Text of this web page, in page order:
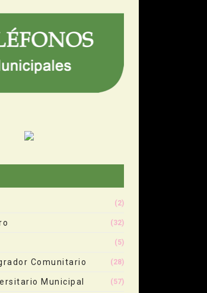
(2)
(32)
(5)
Comunitario (28)
Municipal (57)